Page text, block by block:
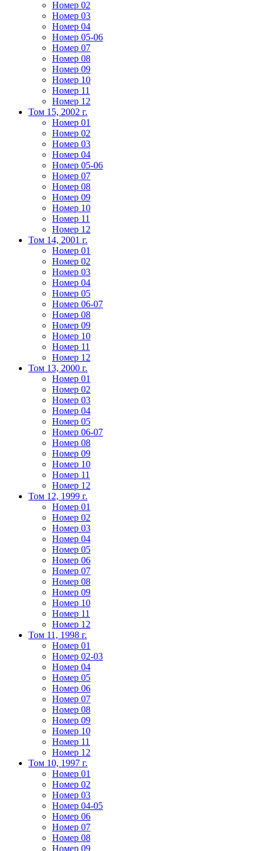
Номер 02
Номер 03
Номер 04
Номер 05-06
Номер 07
Номер 08
Номер 09
Номер 10
Номер 11
Номер 12
Том 15, 2002 г.
Номер 01
Номер 02
Номер 03
Номер 04
Номер 05-06
Номер 07
Номер 08
Номер 09
Номер 10
Номер 11
Номер 12
Том 14, 2001 г.
Номер 01
Номер 02
Номер 03
Номер 04
Номер 05
Номер 06-07
Номер 08
Номер 09
Номер 10
Номер 11
Номер 12
Том 13, 2000 г.
Номер 01
Номер 02
Номер 03
Номер 04
Номер 05
Номер 06-07
Номер 08
Номер 09
Номер 10
Номер 11
Номер 12
Том 12, 1999 г.
Номер 01
Номер 02
Номер 03
Номер 04
Номер 05
Номер 06
Номер 07
Номер 08
Номер 09
Номер 10
Номер 11
Номер 12
Том 11, 1998 г.
Номер 01
Номер 02-03
Номер 04
Номер 05
Номер 06
Номер 07
Номер 08
Номер 09
Номер 10
Номер 11
Номер 12
Том 10, 1997 г.
Номер 01
Номер 02
Номер 03
Номер 04-05
Номер 06
Номер 07
Номер 08
Номер 09